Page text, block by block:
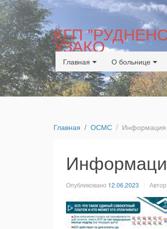
КГП
УЗАКО
Главная О больнице
Главная ОСМС
Опубликовано 12.06.2023 Автор